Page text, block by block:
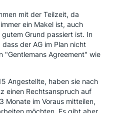
mit der Teilzeit, da
ein Makel ist, auch
Grund passiert ist. In
der AG im Plan nicht
"Gentlemans Agreement" wie
Angestellte, haben sie nach
einen Rechtsanspruch auf
Monate im Voraus mitteilen,
möchten. Es gibt aber